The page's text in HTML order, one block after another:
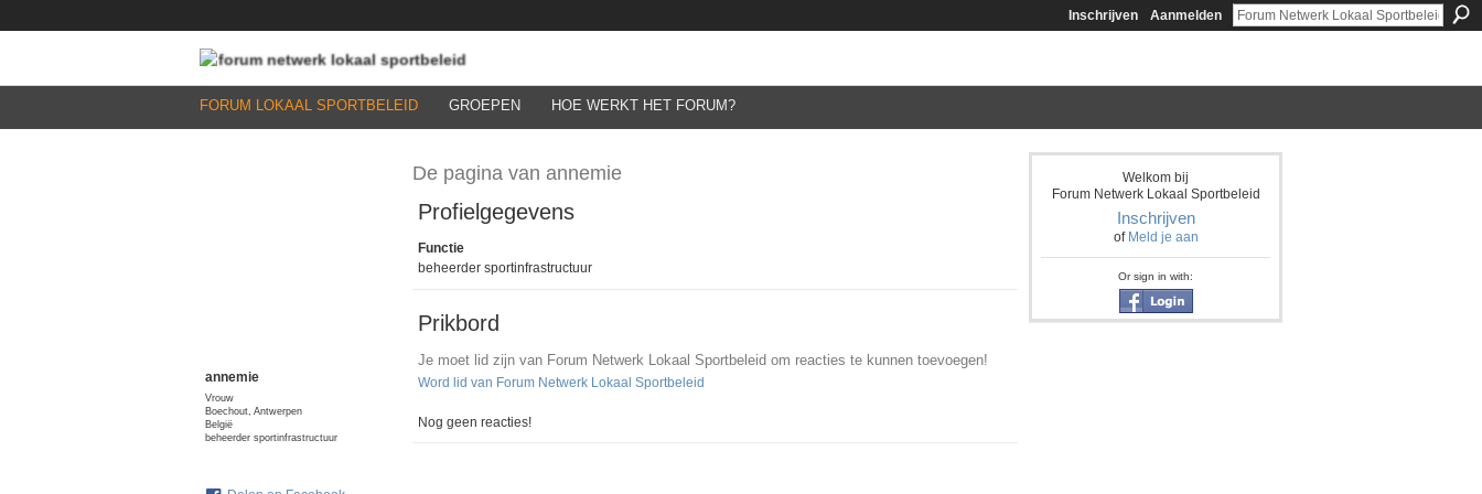
Inschrijven Aanmelden
FORUM LOKAAL SPORTBELEID GROEPEN HOE WERKT HET FORUM?
annemie
Vrouw
Boechout, Antwerpen
België
beheerder sportinfrastructuur
De pagina van annemie
Profielgegevens
Functie
beheerder sportinfrastructuur
Prikbord
Je moet lid zijn van Forum Netwerk Lokaal Sportbeleid om reacties te kunnen toevoegen!
Word lid van Forum Netwerk Lokaal Sportbeleid
Nog geen reacties!
Welkom bij
Forum Netwerk Lokaal Sportbeleid
Inschrijven
of Meld je aan
Or sign in with: